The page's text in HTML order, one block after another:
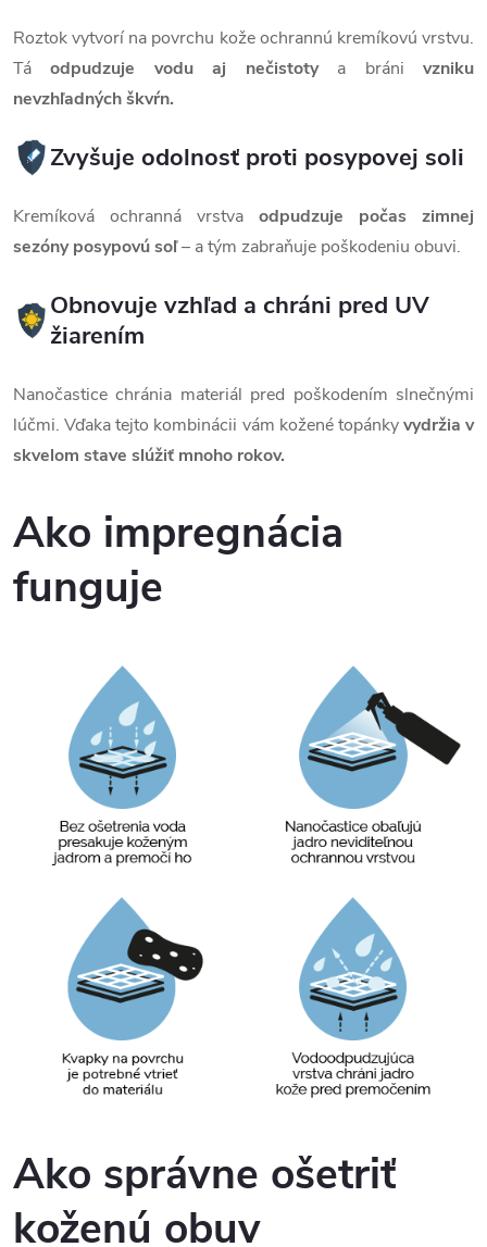
Roztok vytvorí na povrchu kože ochrannú kremíkovú vrstvu.
Táodpudzuje vodu aj nečistotya bránivzniku
nevzhľadných škvŕn.
Zvyšuje odolnosť proti posypovej soli
Kremíková ochranná vrstva odpudzuje počas zimnej
sezóny posypovú soľ– a tým zabraňuje poškodeniu obuvi.
Obnovuje vzhľad a chráni pred UV
žiarením
Nanočastice chránia materiál pred poškodením slnečnými
lúčmi. Vďaka tejto kombinácii vám kožené topánkyvydržia v
skvelom stave slúžiť mnoho rokov.
Ako impregnácia
funguje
Ako správne ošetriť
koženú obuv